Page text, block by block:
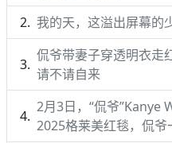
我的天，这溢出屏幕的
侃爷带妻子穿透明衣走
请不请自来
2月3日，“侃爷”Kanye
2025格莱美红毯，侃